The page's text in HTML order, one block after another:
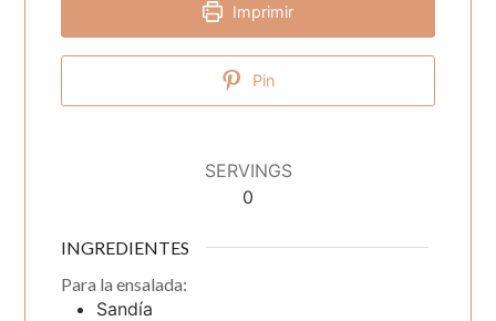
Imprimir
Pin
SERVINGS
0
INGREDIENTES
Para la ensalada:
Sandía